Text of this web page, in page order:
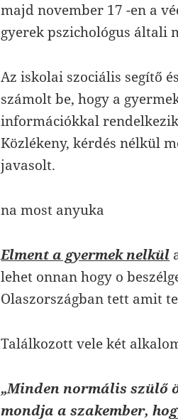
majd november 17 -en a
gyerek pszichológus általi
Az iskolai szociális segítő
számolt be, hogy a
információkkal
Közlékeny, kérdés nélkül
javasolt.
na most anyuka
Elment a gyermek nelkül
lehet onnan hogy o
Olaszországban tett amit
Találkozott vele két
„Minden normális szülő
mondja a szakember,